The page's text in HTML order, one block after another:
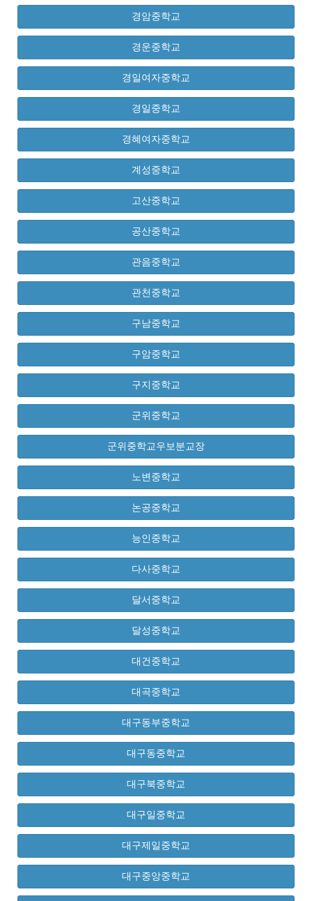
경암중학교
경운중학교
경일여자중학교
경일중학교
경혜여자중학교
계성중학교
고산중학교
공산중학교
관음중학교
관천중학교
구남중학교
구암중학교
구지중학교
군위중학교
군위중학교우보분교장
노변중학교
논공중학교
능인중학교
다사중학교
달서중학교
달성중학교
대건중학교
대곡중학교
대구동부중학교
대구동중학교
대구북중학교
대구일중학교
대구제일중학교
대구중앙중학교